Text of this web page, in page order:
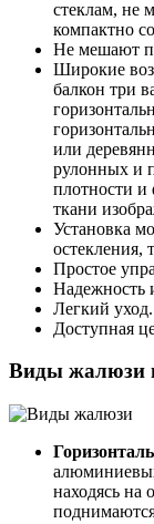
стеклам, не
компактно
Не мешают
Широкие
балкон три
или
рулонных и
плотности и
ткани
Установка
остекления,
Простое
Надежность
Легкий уход.
Доступная
Виды жалюзи
находясь на